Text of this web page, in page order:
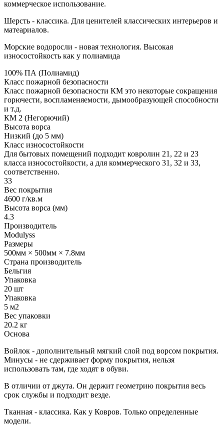
коммерческое использование.
Шерсть - классика. Для ценителей классических интерьеров и
матеариалов.
Морские водоросли - новая технология. Высокая
износостойкость как у полиамида
100% ПА (Полиамид)
Класс пожарной безопасности
Класс пожарной безопасности КМ это некоторые сокращения
горючести, воспламеняемости, дымообразующей способности
и т.д.
КМ 2 (Негорючий)
Высота ворса
Низкий (до 5 мм)
Класс износостойкости
Для бытовых помещений подходит ковролин 21, 22 и 23
класса износостойкости, а для коммерческого 31, 32 и 33,
соответственно.
33
Вес покрытия
4600 г/кв.м
Высота ворса (мм)
4.3
Производитель
Modulyss
Размеры
500мм × 500мм × 7.8мм
Страна производитель
Бельгия
Упаковка
20 шт
Упаковка
5 м2
Вес упаковки
20.2 кг
Основа
Войлок - дополнительный мягкий слой под ворсом покрытия.
Минусы - не сдерживает форму покрытия, нельзя
использовать там, где ходят в обуви.
В отличии от джута. Он держит геометрию покрытия весь
срок службы и подходит везде.
Тканная - классика. Как у Ковров. Только определенные
модели.